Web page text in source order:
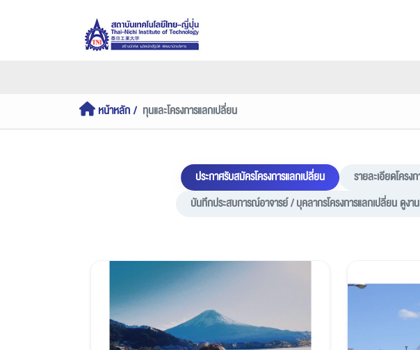
หน้าหลัก ทุนและโครงการแลกเปลี่ยน
ประกาศรับสมัครโครงการแลกเปลี่ยน รายละเอียดโครง
บันทึกประสบการณ์อาจารย์ / บุคลากรโครงการแลกเปลี่ยน ดูงา